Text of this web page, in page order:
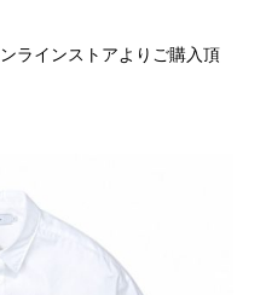
ラインストアよりご購入頂